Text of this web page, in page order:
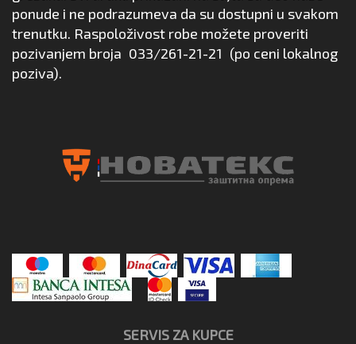
ponude i ne podrazumeva da su dostupni u svakom
trenutku. Raspoloživost robe možete proveriti
pozivanjem broja 033/261-21-21 (po ceni lokalnog
poziva).
SERVIS ZA KUPCE